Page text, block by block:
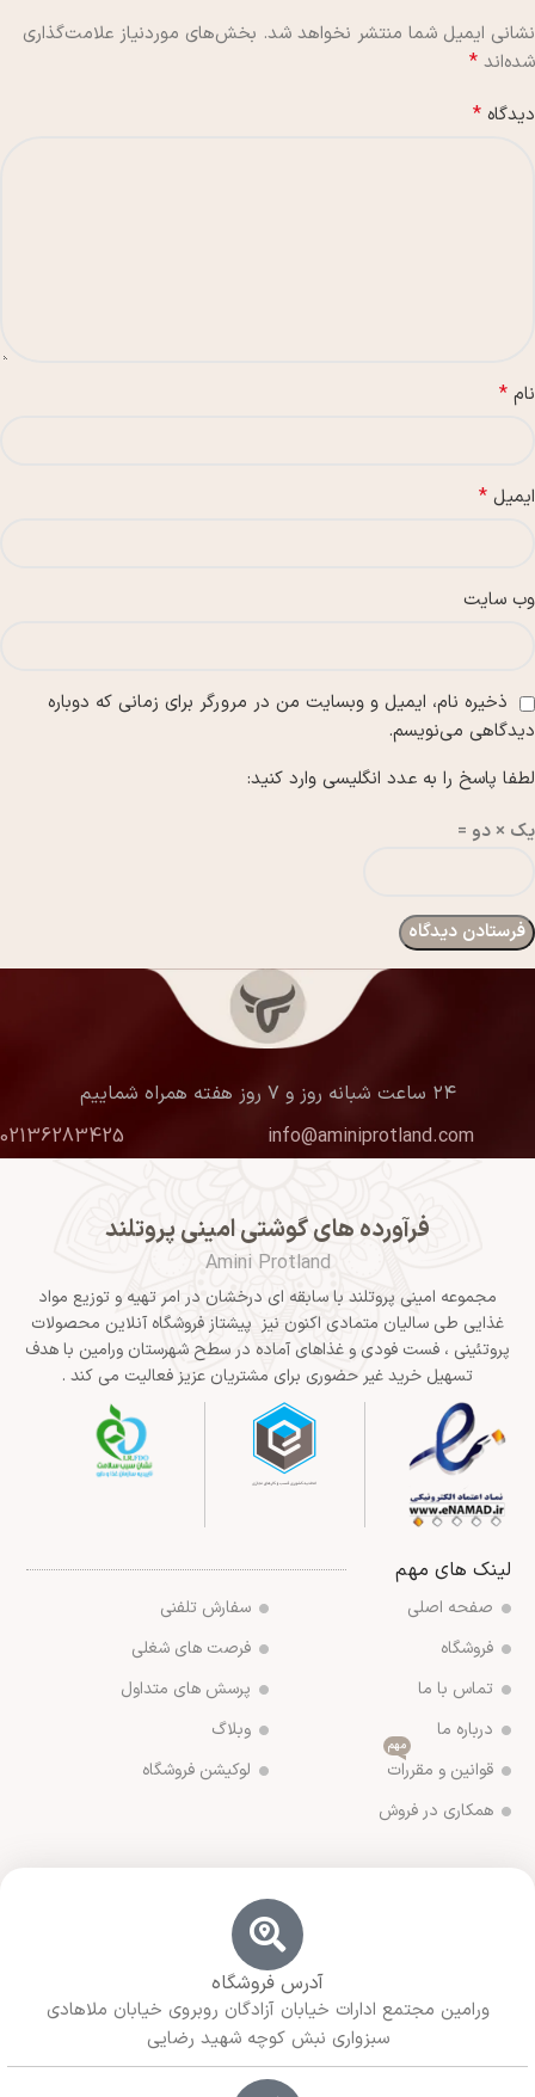
نشانی ایمیل شما منتشر نخواهد شد. بخش‌های موردنیاز علامت‌گذاری
شده‌اند *
دیدگاه *
نام *
ایمیل *
وب‌ سایت
ذخیره نام، ایمیل و وبسایت من در مرورگر برای زمانی که دوباره
دیدگاهی می‌نویسم.
لطفا پاسخ را به عدد انگلیسی وارد کنید:
یک × دو =
۲۴ ساعت شبانه روز و ۷ روز هفته همراه شماییم
info@aminiprotland.com
02136283425
فرآورده های گوشتی امینی پروتلند
Amini Protland
مجموعه امینی پروتلند با سابقه ای درخشان در امر تهیه و توزیع مواد
غذایی طی سالیان متمادی اکنون نیز پیشتاز فروشگاه آنلاین محصولات
پروتئینی ، فست فودی و غذاهای آماده در سطح شهرستان ورامین با هدف
تسهیل خرید غیر حضوری برای مشتریان عزیز فعالیت می کند .
لینک های مهم
صفحه اصلی
فروشگاه
تماس با ما
درباره ما
قوانین و مقررات
مهم
همکاری در فروش
سفارش تلفنی
فرصت های شغلی
پرسش های متداول
وبلاگ
لوکیشن فروشگاه
آدرس فروشگاه
ورامین مجتمع ادارات خیابان آزادگان روبروی خیابان ملاهادی
سبزواری نبش کوچه شهید رضایی